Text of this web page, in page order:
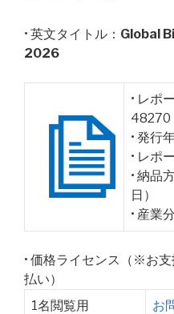
• 英文タイトル： Global
2026
• レポ
48270
• 発行
• レポ
• 納品
日）
• 産業
• 価格ライセンス（※お
払い）
1名閲覧用
お